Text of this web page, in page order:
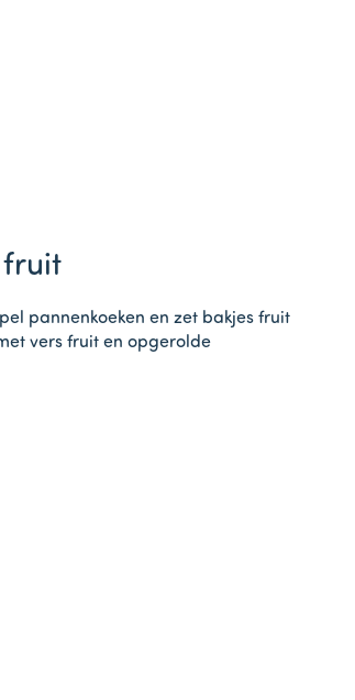
fruit
pannenkoeken en zet bakjes fruit
vers fruit en opgerolde